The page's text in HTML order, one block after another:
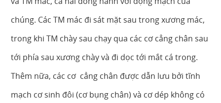
chúng. Các TM mác đi sát mặt sau trong xương mác,
trong khi TM chày sau chạy qua các cơ cẳng chân sau
tới phía sau xương chày và đi dọc tới mắt cá trong.
Thêm nữa, các cơ cẳng chân được dẫn lưu bởi tĩnh
mạch cơ sinh đôi (cơ bụng chân) và cơ dép không có